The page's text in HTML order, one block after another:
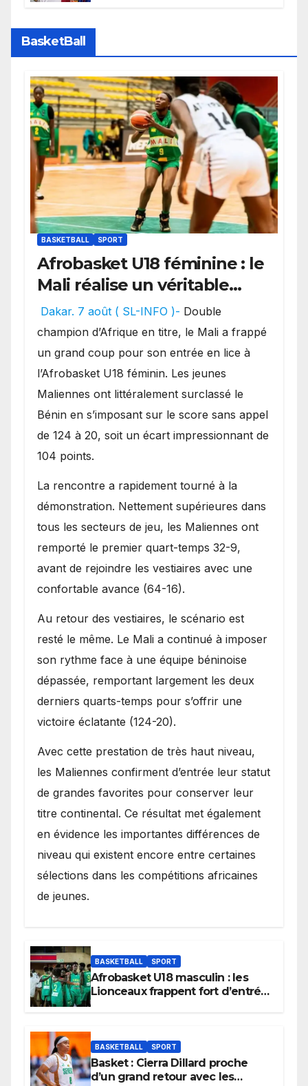
BasketBall
BASKETBALL SPORT
Afrobasket U18 féminine : le
Mali réalise un véritable
festival offensif et inflige
une lourde défaite au
Bénin.
Dakar. 7 août ( SL-INFO )- Double
champion d’Afrique en titre, le Mali a frappé
un grand coup pour son entrée en lice à
l’Afrobasket U18 féminin. Les jeunes
Maliennes ont littéralement surclassé le
Bénin en s’imposant sur le score sans appel
de 124 à 20, soit un écart impressionnant de
104 points.
La rencontre a rapidement tourné à la
démonstration. Nettement supérieures dans
tous les secteurs de jeu, les Maliennes ont
remporté le premier quart-temps 32-9,
avant de rejoindre les vestiaires avec une
confortable avance (64-16).
Au retour des vestiaires, le scénario est
resté le même. Le Mali a continué à imposer
son rythme face à une équipe béninoise
dépassée, remportant largement les deux
derniers quarts-temps pour s’offrir une
victoire éclatante (124-20).
Avec cette prestation de très haut niveau,
les Maliennes confirment d’entrée leur statut
de grandes favorites pour conserver leur
titre continental. Ce résultat met également
en évidence les importantes différences de
niveau qui existent encore entre certaines
sélections dans les compétitions africaines
de jeunes.
BASKETBALL SPORT
Afrobasket U18 masculin : les
Lionceaux frappent fort d’entrée
BASKETBALL SPORT
Basket : Cierra Dillard proche
d’un grand retour avec les